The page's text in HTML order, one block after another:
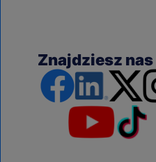
Znajdziesz nas